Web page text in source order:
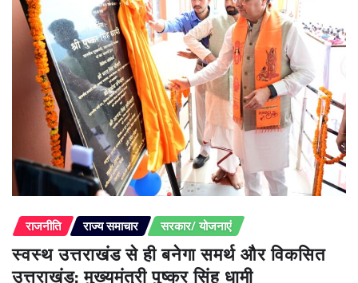
राजनीति राज्य समाचार सरकार/ योजनाएं
स्वस्थ उत्तराखंड से ही बनेगा समर्थ और विकसित